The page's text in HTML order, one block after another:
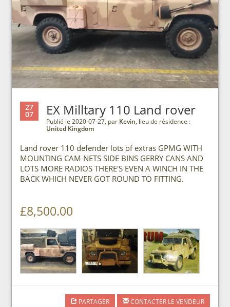
27
07 EX Milltary 110 Land rover
Publié le 2020-07-27, par Kevin, lieu de résidence :
United Kingdom
Land rover 110 defender lots of extras GPMG WITH
MOUNTING CAM NETS SIDE BINS GERRY CANS AND
LOTS MORE RADIOS THERE'S EVEN A WINCH IN THE
BACK WHICH NEVER GOT ROUND TO FITTING.
£8,500.00
PARTAGER CONTACTER LE VENDEUR